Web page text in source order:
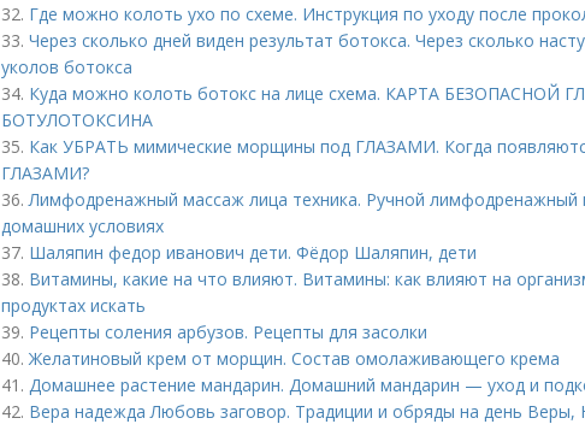
32. Где можно колоть ухо по схеме. Инструкция по уходу после
33. Через сколько дней виден результат ботокса. Через сколько
уколов ботокса
34. Куда можно колоть ботокс на лице схема. КАРТА БЕЗОПАСНОЙ
БОТУЛОТОКСИНА
35. Как УБРАТЬ мимические морщины под ГЛАЗАМИ. Когда
ГЛАЗАМИ?
36.Лимфодренажный массаж лица техника. Ручной лимфодренажный
домашних условиях
37. Шаляпин федор иванович дети. Фёдор Шаляпин, дети
38. Витамины, какие на что влияют. Витамины: как влияют на
продуктах искать
39. Рецепты соления арбузов. Рецепты для засолки
40.Желатиновый крем от морщин. Состав омолаживающего крема
41. Домашнее растение мандарин. Домашний мандарин — уход и
42. Вера надежда Любовь заговор. Традиции и обряды на день